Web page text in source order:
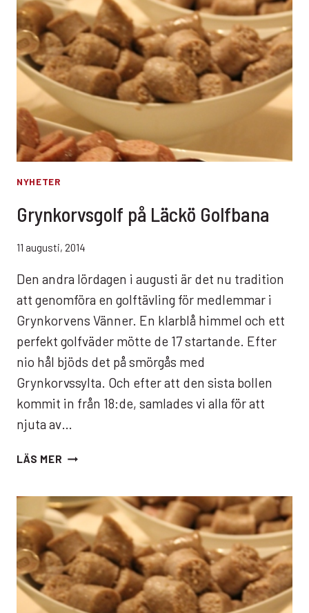
NYHETER
Grynkorvsgolf på Läckö Golfbana
11 augusti, 2014
Den andra lördagen i augusti är det nu tradition
att genomföra en golftävling för medlemmar i
Grynkorvens Vänner. En klarblå himmel och ett
perfekt golfväder mötte de 17 startande. Efter
nio hål bjöds det på smörgås med
Grynkorvssylta. Och efter att den sista bollen
kommit in från 18:de, samlades vi alla för att
njuta av…
LÄS MER GRYNKORVSGOLF
GOLFBANA